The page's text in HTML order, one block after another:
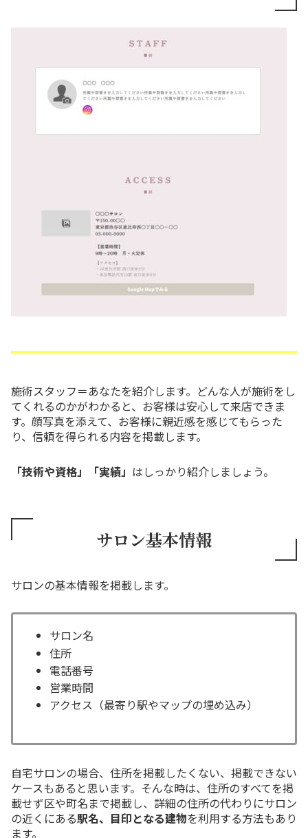
施術スタッフ＝あなたを紹介します。どんな人が施術をし
てくれるのかがわかると、お客様は安心して来店できま
す。顔写真を添えて、お客様に親近感を感じてもらった
り、信頼を得られる内容を掲載します。
「技術や資格」「実績」 はしっかり紹介しましょう。
サロン基本情報
サロンの基本情報を掲載します。
サロン名
住所
電話番号
営業時間
アクセス（最寄り駅やマップの埋め込み）
自宅サロンの場合、住所を掲載したくない、掲載できない
ケースもあると思います。そんな時は、住所のすべてを掲
載せず区や町名まで掲載し、詳細の住所の代わりにサロン
の近くにある駅名、目印となる建物を利用する方法もあり
ます。